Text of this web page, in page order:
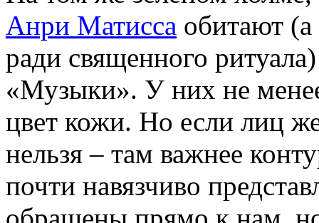
Анри Матисса обитают (а
ради священного
«Музыки». У них не
цвет кожи. Но если лиц
нельзя – там важнее
почти навязчиво